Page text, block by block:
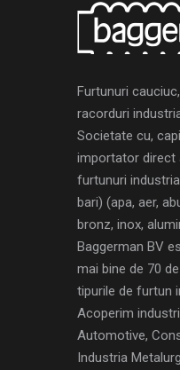
Furtunuri
racorduri
Societate cu,
importator direct
furtunuri
bari) (apa, aer,
bronz, inox,
Baggerman BV
mai bine de 70
tipurile de furtun
Acoperim
Automotive,
Industria